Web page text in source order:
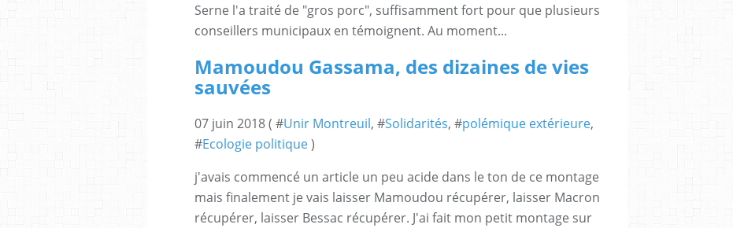
Serne l'a traité de "gros porc", suffisamment fort pour que plusieurs
conseillers municipaux en témoignent. Au moment...
Mamoudou Gassama, des dizaines de vies
sauvées
07 juin 2018 ( #Unir Montreuil, #Solidarités, #polémique extérieure,
#Ecologie politique)
j'avais commencé un article un peu acide dans le ton de ce montage
mais finalement je vais laisser Mamoudou récupérer, laisser Macron
récupérer, laisser Bessac récupérer. J'ai fait mon petit montage sur